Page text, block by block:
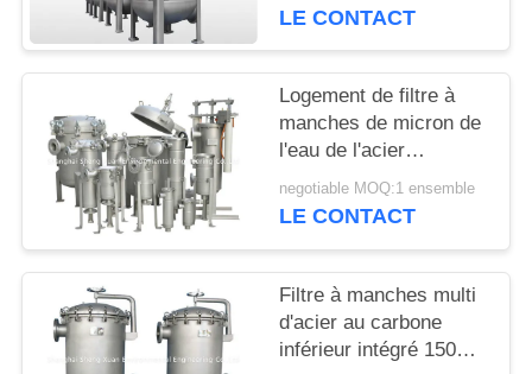
LE CONTACT
Logement de filtre à
manches de micron de
l'eau de l'acier
inoxydable 10T/H
negotiable MOQ:1 ensemble
LE CONTACT
Filtre à manches multi
d'acier au carbone
inférieur intégré 150PSI